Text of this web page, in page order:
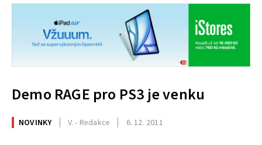
Demo RAGE pro PS3 je venku
NOVINKY V. - Redakce 6. 12. 2011